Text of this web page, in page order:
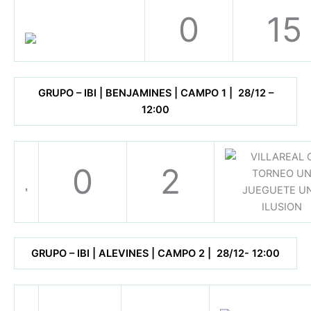
0 15
GRUPO – IBI | BENJAMINES | CAMPO 1 | 28/12 –
12:00
0 2
GRUPO – IBI | ALEVINES | CAMPO 2 | 28/12- 12:00